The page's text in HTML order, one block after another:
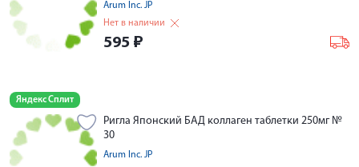
Arum Inc. JP
Нет в наличии
595 ₽
Яндекс Сплит
Ригла Японский БАД коллаген таблетки 250мг №
30
Arum Inc. JP